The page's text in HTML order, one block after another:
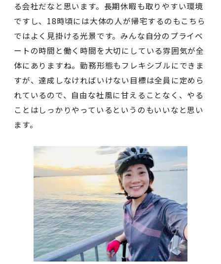
る会社だなと思います。長期休暇も取りやすい環境
ですし、18時頃には大体の人が帰宅するのもこちら
ではよく見掛ける光景です。みんな自分のプライベ
ートの時間と働く時間を大切にしている雰囲気が全
体にありますね。勤務形態もフレキシブルにできま
すが、達成しなければいけない目標は全員に定めら
れているので、自由な社風に甘えることなく、やる
ことはしっかりやっているというのもいいなと思い
ます。